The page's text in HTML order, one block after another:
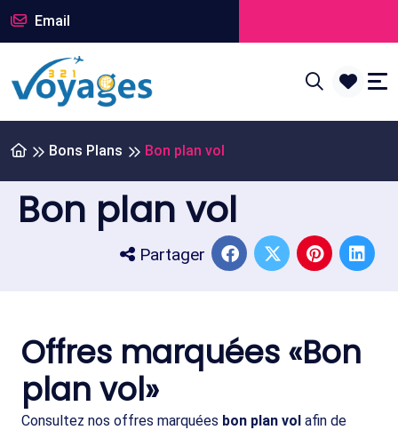
Email
Bons Plans Bon plan vol
Bon plan vol
Partager
Offres marquées «Bon
plan vol»
Consultez nos offres marquées bon plan vol afin de